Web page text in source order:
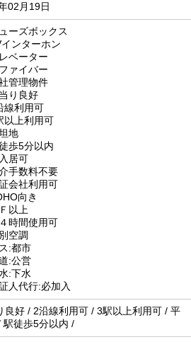
02月19日
ーズボックス
ンターホン
ベーター
ァイバー
管理物件
り良好
線利用可
以上利用可
地
歩5分以内
居可
手数料不要
会社利用可
向き
以上
時間使用可
空調
:都市
:公営
:下水
人代行:必加入
良好 / 2沿線利用可 / 3駅以上利用可 / 平
駅徒歩5分以内 /